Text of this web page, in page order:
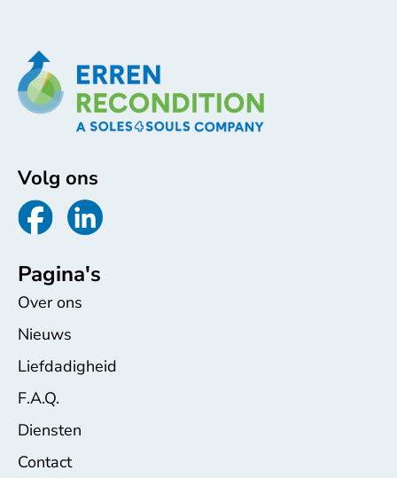
Volg ons
Pagina's
Over ons
Nieuws
Liefdadigheid
F.A.Q.
Diensten
Contact